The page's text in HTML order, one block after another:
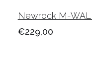
Newrock M-
€229,00